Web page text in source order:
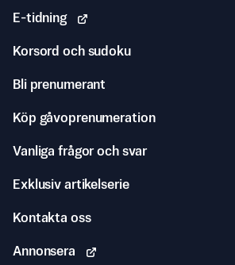
E-tidning
Korsord och sudoku
Bli prenumerant
Köp gåvoprenumeration
Vanliga frågor och svar
Exklusiv artikelserie
Kontakta oss
Annonsera